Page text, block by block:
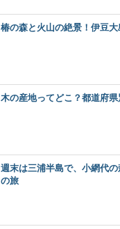
大島。 火山に温泉、美味しい海
橋6選
いろいろなテーマで巡るのが楽
木材に表裏があるって知
裏のはなし～
椿の森と火山の絶景！伊豆
木の産地ってどこ？都道府県
週末は三浦半島で、小網代
の旅